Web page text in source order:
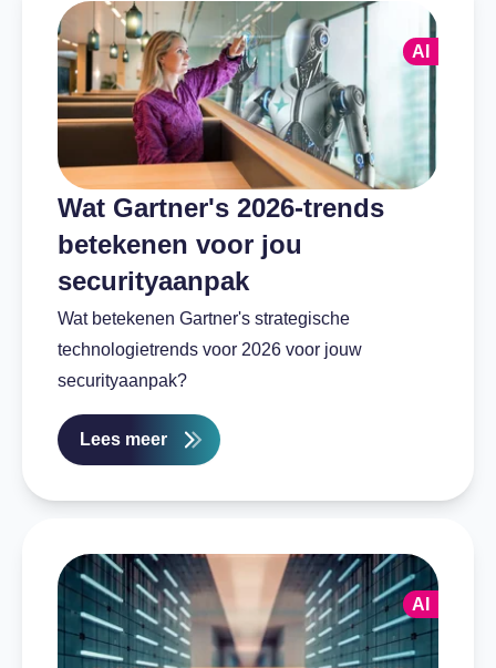
Wat Gartner's 2026-trends
betekenen voor jou
securityaanpak
Wat betekenen Gartner's strategische
technologietrends voor 2026 voor jouw
securityaanpak?
Lees meer
AI
AI